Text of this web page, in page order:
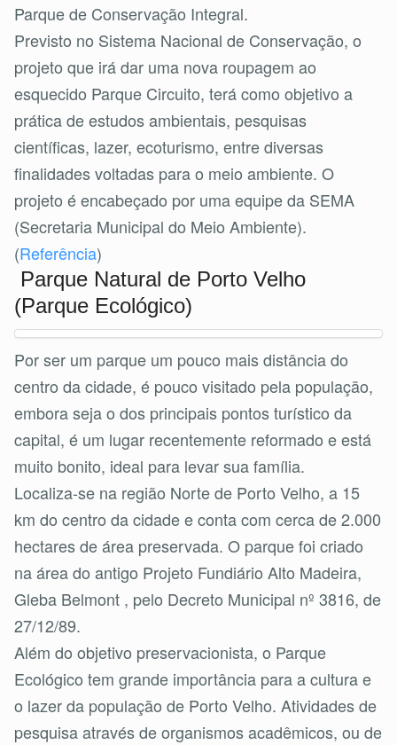
Parque de Conservação Integral.
Previsto no Sistema Nacional de Conservação, o
projeto que irá dar uma nova roupagem ao
esquecido Parque Circuito, terá como objetivo a
prática de estudos ambientais, pesquisas
científicas, lazer, ecoturismo, entre diversas
finalidades voltadas para o meio ambiente. O
projeto é encabeçado por uma equipe da SEMA
(Secretaria Municipal do Meio Ambiente).
(Referência)
Parque Natural de Porto Velho
(Parque Ecológico)
Por ser um parque um pouco mais distância do
centro da cidade, é pouco visitado pela população,
embora seja o dos principais pontos turístico da
capital, é um lugar recentemente reformado e está
muito bonito, ideal para levar sua família.
Localiza-se na região Norte de Porto Velho, a 15
km do centro da cidade e conta com cerca de 2.000
hectares de área preservada. O parque foi criado
na área do antigo Projeto Fundiário Alto Madeira,
Gleba Belmont , pelo Decreto Municipal nº 3816, de
27/12/89.
Além do objetivo preservacionista, o Parque
Ecológico tem grande importância para a cultura e
o lazer da população de Porto Velho. Atividades de
pesquisa através de organismos acadêmicos, ou de